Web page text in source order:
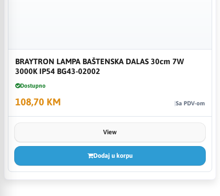
BRAYTRON LAMPA BAŠTENSKA DALAS 30cm 7W
3000K IP54 BG43-02002
Dostupno
108,70 KM Sa PDV-om
View
Dodaj u korpu